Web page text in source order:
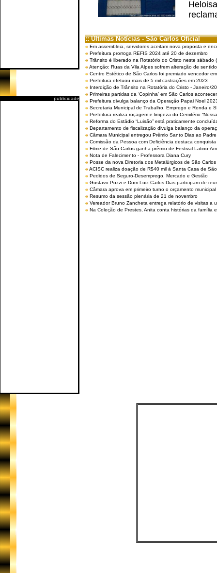
publicidade
:: Últimas Notícias - São Carlos Oficial
Em assembleia, servidores aceitam nova proposta e
Prefeitura prorroga REFIS 2024 até 20 de dezembro
Trânsito é liberado na Rotatório do Cristo neste sábado
Atenção: Ruas da Vila Alpes sofrem alteração de
Centro Estético de São Carlos foi premiado vencedor
Prefeitura efetuou mais de 5 mil castrações em 2023
Interdição de Trânsito na Rotatória do Cristo - Janeiro/
Primeiras partidas da ‘Copinha’ em São Carlos
Prefeitura divulga balanço da Operação Papai Noel
Secretaria Municipal de Trabalho, Emprego e Renda e
Prefeitura realiza roçagem e limpeza do Cemitério
Reforma do Estádio “Luisão” está praticamente
Departamento de fiscalização divulga balanço da
Câmara Municipal entregou Prêmio Santo Dias ao
Comissão da Pessoa com Deficiência destaca
Filme de São Carlos ganha prêmio de Festival Latino-
Nota de Falecimento - Professora Diana Cury
Posse da nova Diretoria dos Metalúrgicos de São
ACISC realiza doação de R$40 mil à Santa Casa de
Pedidos de Seguro-Desemprego, Mercado e Gestão
Gustavo Pozzi e Dom Luiz Carlos Dias participam de
Câmara aprova em primeiro turno o orçamento
Resumo da sessão plenária de 21 de novembro
Vereador Bruno Zancheta entrega relatório de visitas a
Na Coleção de Prestes, Anita conta histórias da família